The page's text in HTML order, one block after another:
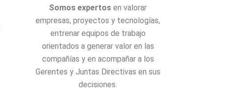
Somos expertos en valorar
empresas, proyectos y tecnologías,
entrenar equipos de trabajo
orientados a generar valor en las
compañías y en acompañar a los
Gerentes y Juntas Directivas en sus
decisiones.